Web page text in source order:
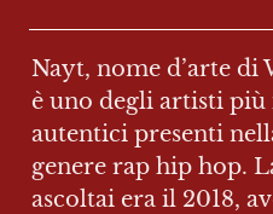
Nayt, nome d’arte
è uno degli artisti
autentici presenti
genere rap hip hop.
ascoltai era il 2018,